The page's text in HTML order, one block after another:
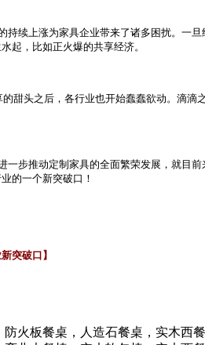
续上涨为家具企业带来了诸多困扰。一
起，比如正火爆的共享经济。
头之后，各行业也开始蠢蠢欲动。滴滴
步推动定制家具的全面繁荣发展，就目
的一个新突破口！
突破口】
火板餐桌，人造石餐桌，实木西